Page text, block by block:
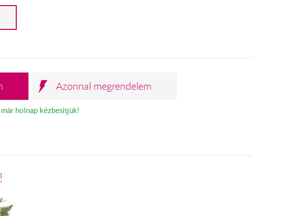
Azonnal megrendelem
holnap kézbesítjük!